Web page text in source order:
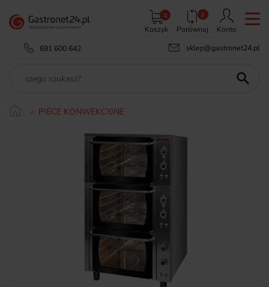
Koszyk
0 0
Porównaj
Konto
691 600 642
sklep@gastronet24.pl

PIECE KONWEKCYJNE